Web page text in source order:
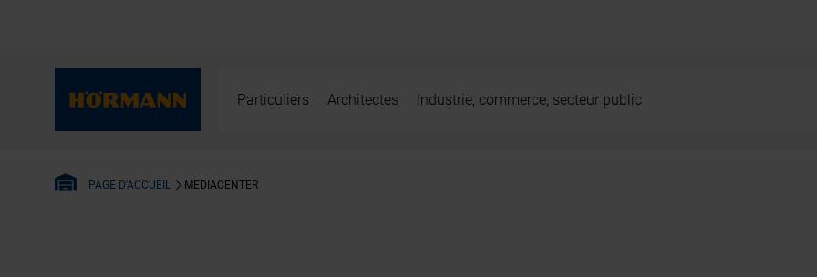
Particuliers Architectes Industrie, commerce, secteur public
PAGE D'ACCUEIL MEDIACENTER